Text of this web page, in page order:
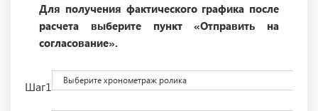
Для получения фактического графика после
расчета выберите пункт «Отправить на
согласование».
Шаг1 Выберите хронометраж ролика